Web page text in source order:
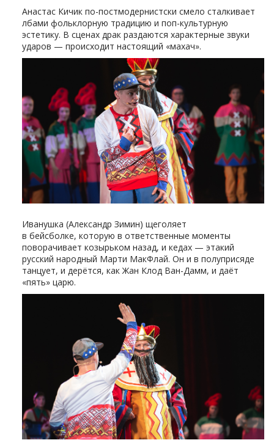
Анастас Кичик по-постмодернистски смело сталкивает
лбами фольклорную традицию и поп-культурную
эстетику. В сценах драк раздаются характерные звуки
ударов — происходит настоящий «махач».
Иванушка (Александр Зимин) щеголяет
в бейсболке, которую в ответственные моменты
поворачивает козырьком назад, и кедах — этакий
русский народный Марти МакФлай. Он и в полуприсяде
танцует, и дерётся, как Жан Клод Ван-Дамм, и даёт
«пять» царю.